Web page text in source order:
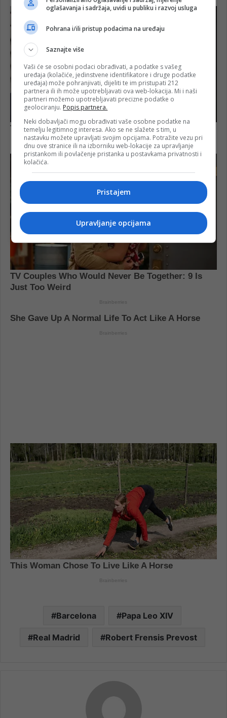
Barcelona Papa Leo XIV
Real Madrid Robert Frensis Prevost
oglašavanja i sadržaja, uvidi u publiku i razvoj usluga
Pohrana i/ili pristup podacima na uređaju
Saznajte više
Vaši će se osobni podaci obrađivati, a podatke s vašeg
uređaja (kolačiće, jedinstvene identifikatore i druge podatke
uređaja) može pohranjivati, dijeliti te im pristupati 212
partnera ili ih može upotrebljavati ova web-lokacija. Mi i naši
partneri možemo upotrebljavati precizne podatke o
geolociranju. Popis partnera.
Neki dobavljači mogu obrađivati vaše osobne podatke na
temelju legitimnog interesa. Ako se ne slažete s tim, u
nastavku možete upravljati svojim opcijama. Potražite vezu pri
dnu ove stranice ili na izborniku web-lokacije za upravljanje
pristankom ili povlačenje pristanka u postavkama privatnosti i
kolačića.
Pristajem
Upravljanje opcijama